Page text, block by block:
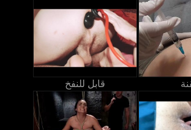
قابل للنفخ